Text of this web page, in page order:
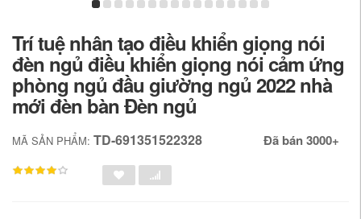
Trí tuệ nhân tạo điều khiển giọng nói
đèn ngủ điều khiển giọng nói cảm ứng
phòng ngủ đầu giường ngủ 2022 nhà
mới đèn bàn Đèn ngủ
MÃ SẢN PHẨM: TD-691351522328 Đã bán 3000+